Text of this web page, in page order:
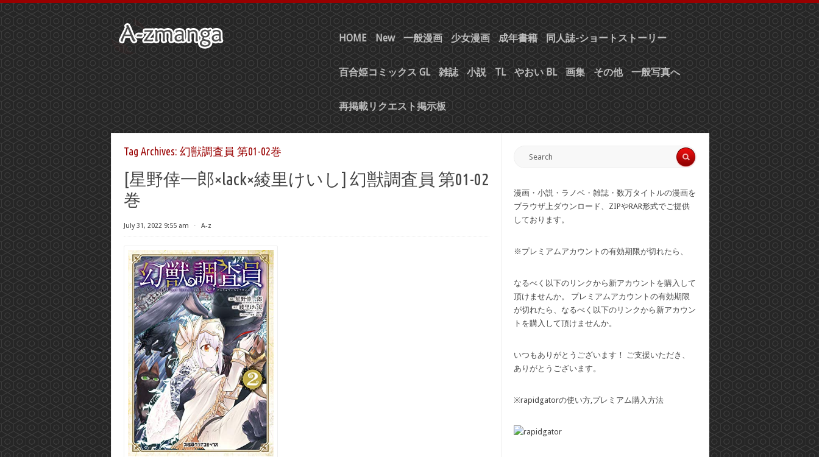
HOME New 一般漫画 少女漫画 成年書籍 同人誌-ショートストーリー
百合姫コミックス GL 雑誌 小説 TL やおい BL 画集 その他 一般写真へ
再掲載リクエスト掲示板
Tag Archives: 幻獣調査員 第01-02巻
[星野倖一郎×lack×綾里けいし] 幻獣調査員 第01-02
巻
July 31, 2022 9:55 am ⋅ A-z
漫画・小説・ラノベ・雑誌・数万タイトルの漫画を
ブラウザ上ダウンロード、ZIPやRAR形式でご提供
しております。
※プレミアムアカウントの有効期限が切れたら、
なるべく以下のリンクから新アカウントを購入して
頂けませんか。 プレミアムアカウントの有効期限
が切れたら、なるべく以下のリンクから新アカウン
トを購入して頂けませんか。
いつもありがとうございます！ ご支援いただき、
ありがとうございます。
※rapidgatorの使い方,プレミアム購入方法